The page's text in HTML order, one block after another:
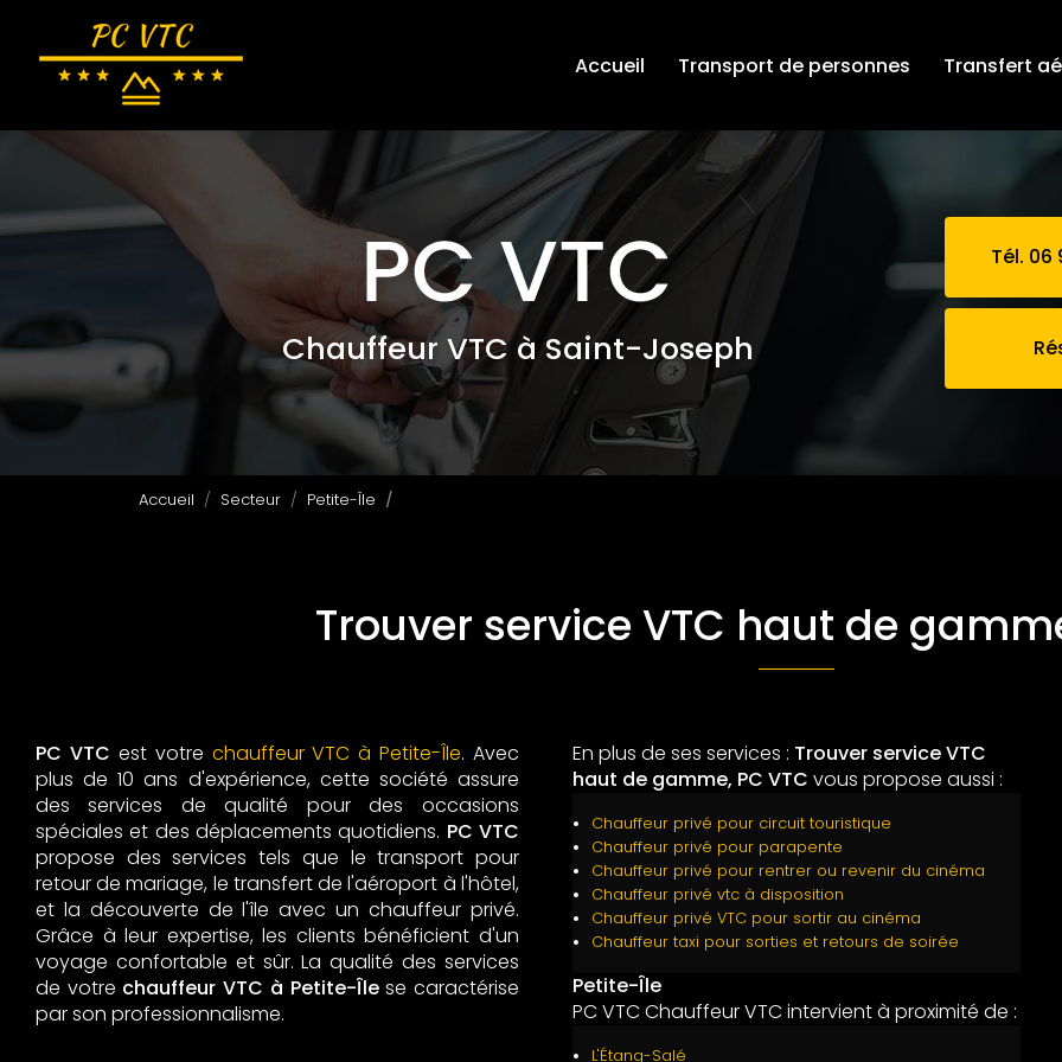
contenu
Accueil
Transport de personnes Transfert
Chauffeur VTC à Saint-Joseph
Tél. 06
Accueil Secteur Petite-Île
Trouver service VTC haut de
PC VTC est votre chauffeur VTC à Petite-Île. Avec
plus de 10 ans d'expérience, cette société assure
des services de qualité pour des occasions
spéciales et des déplacements quotidiens. PC VTC
propose des services tels que le transport pour
retour de mariage, le transfert de l'aéroport à l'hôtel,
et la découverte de l'île avec un chauffeur privé.
Grâce à leur expertise, les clients bénéficient d'un
voyage confortable et sûr. La qualité des services
de votre chauffeur VTC à Petite-Îlese caractérise
par son professionnalisme.
En plus de ses services : Trouver service VTC
haut de gamme, PC VTC vous propose aussi :
Chauffeur privé pour circuit touristique
Chauffeur privé pour parapente
Chauffeur privé pour rentrer ou revenir du cinéma
Chauffeur privé vtc à disposition
Chauffeur privé VTC pour sortir au cinéma
Chauffeur taxi pour sorties et retours de soirée
Petite-Île
PC VTC Chauffeur VTC intervient à proximité de :
L'Étang-Salé